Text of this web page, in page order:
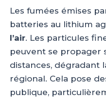
Les fumées émises
batteries au lithium
l’air. Les particules
peuvent se propager
distances, dégradant
régional. Cela pose
publique,